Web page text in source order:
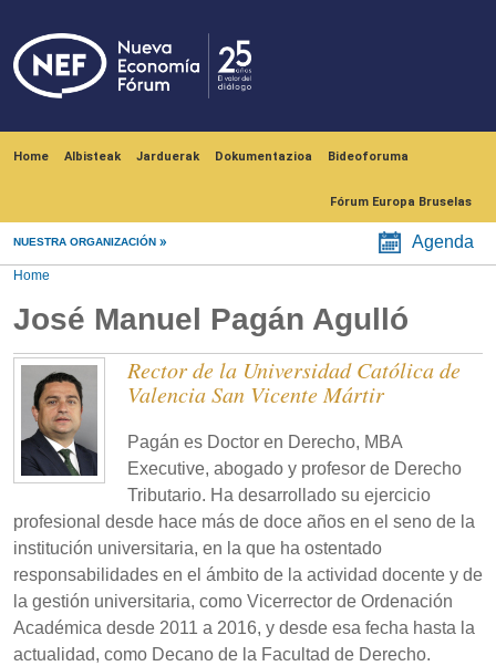
Home Albisteak Jarduerak Dokumentazioa Bideoforuma
Fórum Europa Bruselas
NUESTRA ORGANIZACIÓN Agenda
Home
José Manuel Pagán Agulló
Rector de la Universidad Católica de
Valencia San Vicente Mártir
Pagán es Doctor en Derecho, MBA
Executive, abogado y profesor de Derecho
Tributario. Ha desarrollado su ejercicio
profesional desde hace más de doce años en el seno de la
institución universitaria, en la que ha ostentado
responsabilidades en el ámbito de la actividad docente y de
la gestión universitaria, como Vicerrector de Ordenación
Académica desde 2011 a 2016, y desde esa fecha hasta la
actualidad, como Decano de la Facultad de Derecho.